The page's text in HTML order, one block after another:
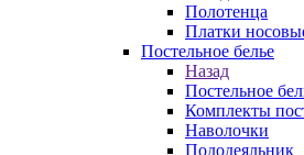
Полотенца
Платки
Постельное белье
Назад
Постельное
Комплекты
Наволочки
Пододеяльник